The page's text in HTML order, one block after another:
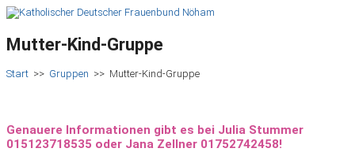
Mutter-Kind-Gruppe
Start >> Gruppen >> Mutter-Kind-Gruppe
Genauere Informationen gibt es bei Julia Stummer
015123718535 oder Jana Zellner 01752742458!